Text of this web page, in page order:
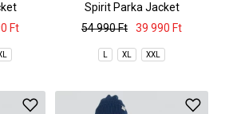
Ft
Spirit Parka Jacket
54 990 Ft
39 990 Ft
L XL XXL